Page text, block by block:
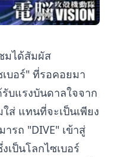
มได้สัมผัส
บอร์" ที่รอคอยมา
บแรงบันดาลใจจาก
ส่ แทนที่จะเป็นเพียง
รถ "DIVE" เข้าสู่
เป็นโลกไซเบอร์